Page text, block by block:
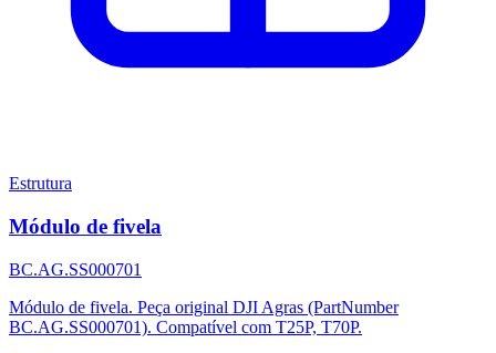
Estrutura
Módulo de fivela
BC.AG.SS000701
Módulo de fivela. Peça original DJI Agras (PartNumber
BC.AG.SS000701). Compatível com T25P, T70P.